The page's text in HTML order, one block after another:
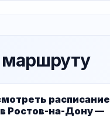
маршруту
расписание
Ростов-на-Дону —